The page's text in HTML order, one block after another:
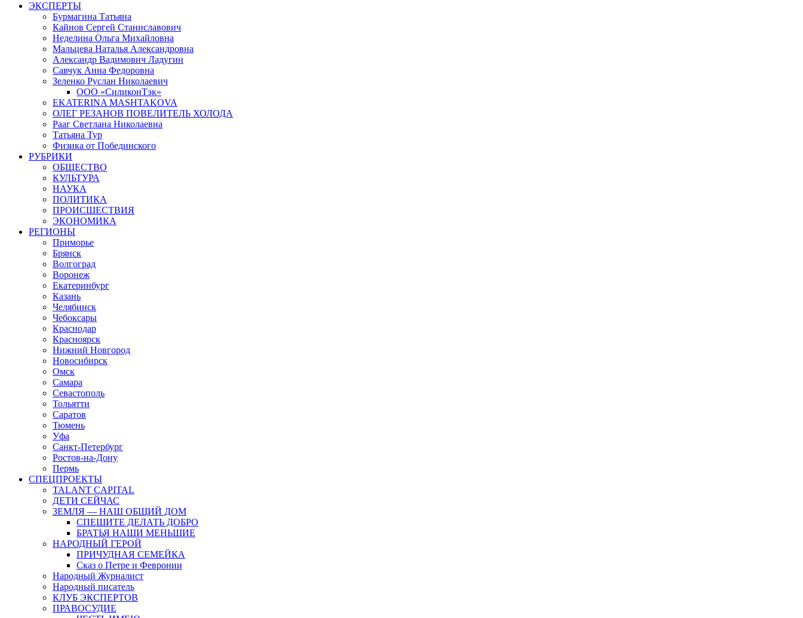
ЭКСПЕРТЫ
Бурмагина Татьяна
Кайнов Сергей Станиславович
Неделина Ольга Михайловна
Мальцева Наталья Александровна
Александр Вадимович Ладугин
Савчук Анна Федоровна
Зеленко Руслан Николаевич
ООО «СиликонТэк»
EKATERINA MASHTAKOVA
ОЛЕГ РЕЗАНОВ ПОВЕЛИТЕЛЬ ХОЛОДА
Рааг Светлана Николаевна
Татьяна Тур
Физика от Побединского
РУБРИКИ
ОБЩЕСТВО
КУЛЬТУРА
НАУКА
ПОЛИТИКА
ПРОИСШЕСТВИЯ
ЭКОНОМИКА
РЕГИОНЫ
Приморье
Брянск
Волгоград
Воронеж
Екатеринбург
Казань
Челябинск
Чебоксары
Краснодар
Красноярск
Нижний Новгород
Новосибирск
Омск
Самара
Севастополь
Тольятти
Саратов
Тюмень
Уфа
Санкт-Петербург
Ростов-на-Дону
Пермь
СПЕЦПРОЕКТЫ
TALANT CAPITAL
ДЕТИ СЕЙЧАС
ЗЕМЛЯ — НАШ ОБЩИЙ ДОМ
СПЕШИТЕ ДЕЛАТЬ ДОБРО
БРАТЬЯ НАШИ МЕНЬШИЕ
НАРОДНЫЙ ГЕРОЙ
ПРИЧУДНАЯ СЕМЕЙКА
Сказ о Петре и Февронии
Народный Журналист
Народный писатель
КЛУБ ЭКСПЕРТОВ
ПРАВОСУДИЕ